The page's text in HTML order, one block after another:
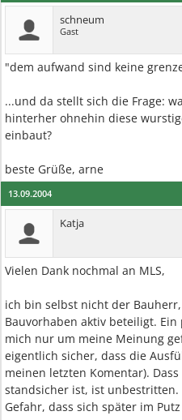
schneum
Gast
"dem aufwand sind keine
...und da stellt sich die Frage:
hinterher ohnehin diese
einbaut?
beste Grüße, arne
13.09.2004
Katja
Vielen Dank nochmal an MLS,
ich bin selbst nicht der
Bauvorhaben aktiv beteiligt.
mich nur um meine Meinung
eigentlich sicher, dass die
meinen letzten Komentar).
standsicher ist, ist unbestritten.
Gefahr, dass sich später im